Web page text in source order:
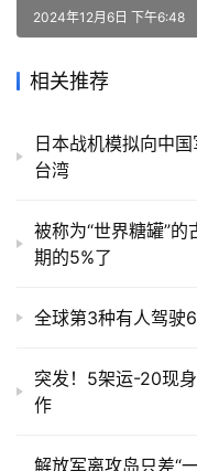
2024年12月6日 下午6:48
相关推荐
日本战机模拟向中
台湾
被称为“世界糖罐”
期的5%了
全球第3种有人驾驶
突发！5架运-20现
作
解放军离攻岛只差“